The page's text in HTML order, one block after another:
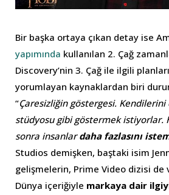
Bir başka ortaya çıkan detay ise
yapımında kullanılan 2. Çağ
Discovery’nin 3. Çağ ile ilgili
yorumlayan kaynaklardan biri
“Çaresizliğin göstergesi. Kendilerini
stüdyosu gibi göstermek istiyorlar.
sonra insanlardaha fazlasını
Studios demişken, baştaki isim
gelişmelerin, Prime Video dizisi
Dünya içeriğiyle markaya dair